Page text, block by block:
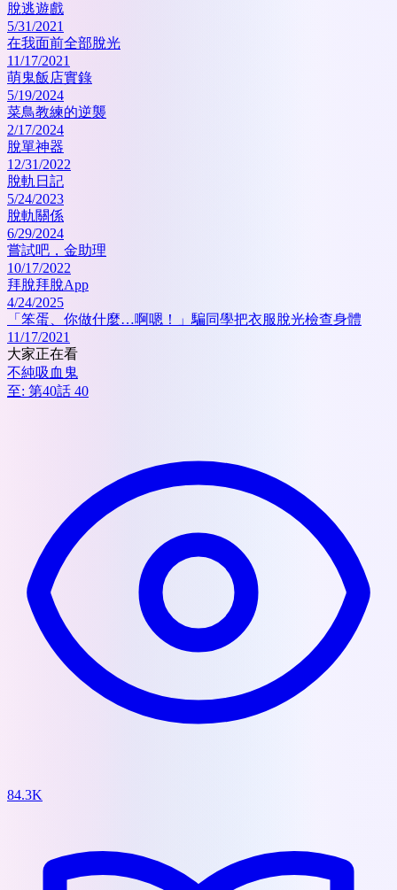
脫逃遊戲
5/31/2021
在我面前全部脫光
11/17/2021
萌鬼飯店實錄
5/19/2024
菜鳥教練的逆襲
2/17/2024
脫單神器
12/31/2022
脫軌日記
5/24/2023
脫軌關係
6/29/2024
嘗試吧，金助理
10/17/2022
拜脫拜脫App
4/24/2025
「笨蛋、你做什麼…啊嗯！」騙同學把衣服脫光檢查身體
11/17/2021
大家正在看
不純吸血鬼
至: 第40話 40
84.3K